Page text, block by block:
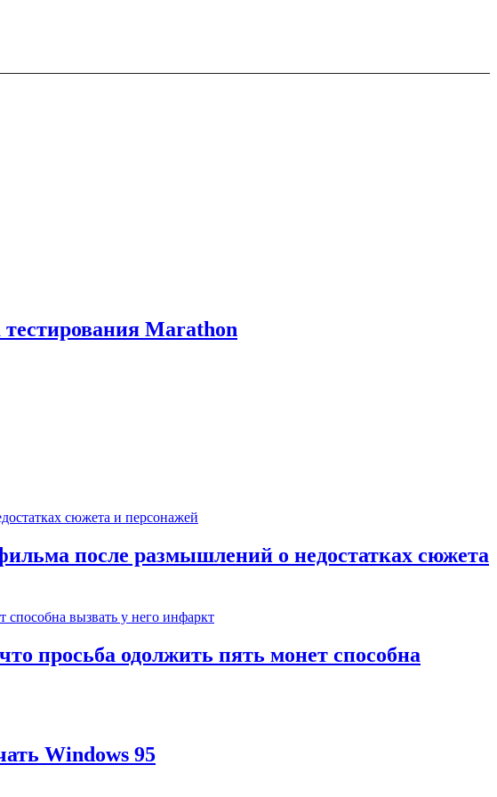
Marathon
после размышлений о недостатках сюжета
просьба одолжить пять монет способна
Windows 95